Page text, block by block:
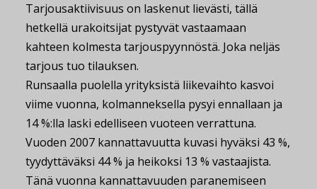
Tarjousaktiivisuus on laskenut lievästi, tällä
hetkellä urakoitsijat pystyvät vastaamaan
kahteen kolmesta tarjouspyynnöstä. Joka neljäs
tarjous tuo tilauksen.
Runsaalla puolella yrityksistä liikevaihto kasvoi
viime vuonna, kolmanneksella pysyi ennallaan ja
14 %:lla laski edelliseen vuoteen verrattuna.
Vuoden 2007 kannattavuutta kuvasi hyväksi 43 %,
tyydyttäväksi 44 % ja heikoksi 13 % vastaajista.
Tänä vuonna kannattavuuden paranemiseen